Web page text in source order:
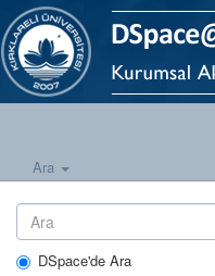
Ara
DSpace'de Ara